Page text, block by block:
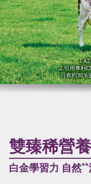
2.引用專利
只有約30％
雙臻稀營
白金學習力 自然**